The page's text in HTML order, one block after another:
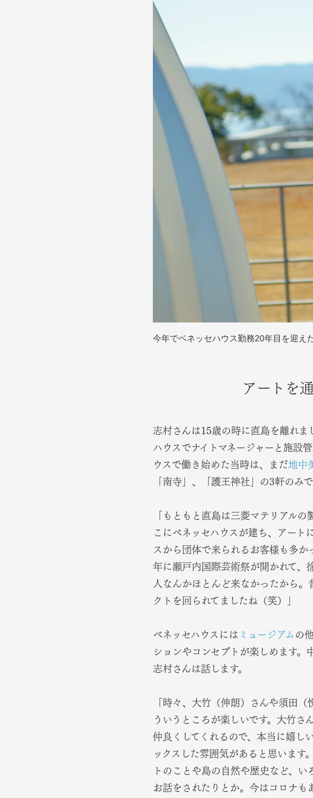
今年でベネッセハウス勤務20年目を迎え
アートを
志村さんは15歳の時に直島を離れ
ハウスでナイトマネージャーと施設
ウスで働き始めた当時は、まだ地中
「南寺」、「護王神社」の3軒のみ
「もともと直島は三菱マテリアル
こにベネッセハウスが建ち、アート
スから団体で来られるお客様も多か
年に瀬戸内国際芸術祭が開かれて、
人なんかほとんど来なかったから
クトを回られてましたね（笑）」
ベネッセハウスには ミュージアム の他
ションやコンセプトが楽しめます。
志村さんは話します。
「時々、大竹（伸朗）さんや須田
ういうところが楽しいです。大竹
仲良くしてくれるので、本当に嬉し
ックスした雰囲気があると思います
トのことや島の自然や歴史など、
お話をされたりとか。今はコロナも